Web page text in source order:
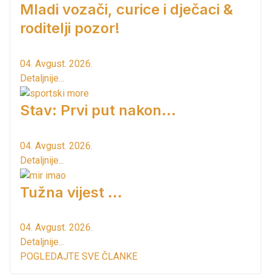
Mladi vozači, curice i dječaci &
roditelji pozor!
04. Avgust. 2026.
Detaljnije...
Stav: Prvi put nakon…
04. Avgust. 2026.
Detaljnije...
Tužna vijest ...
04. Avgust. 2026.
Detaljnije...
POGLEDAJTE SVE ČLANKE